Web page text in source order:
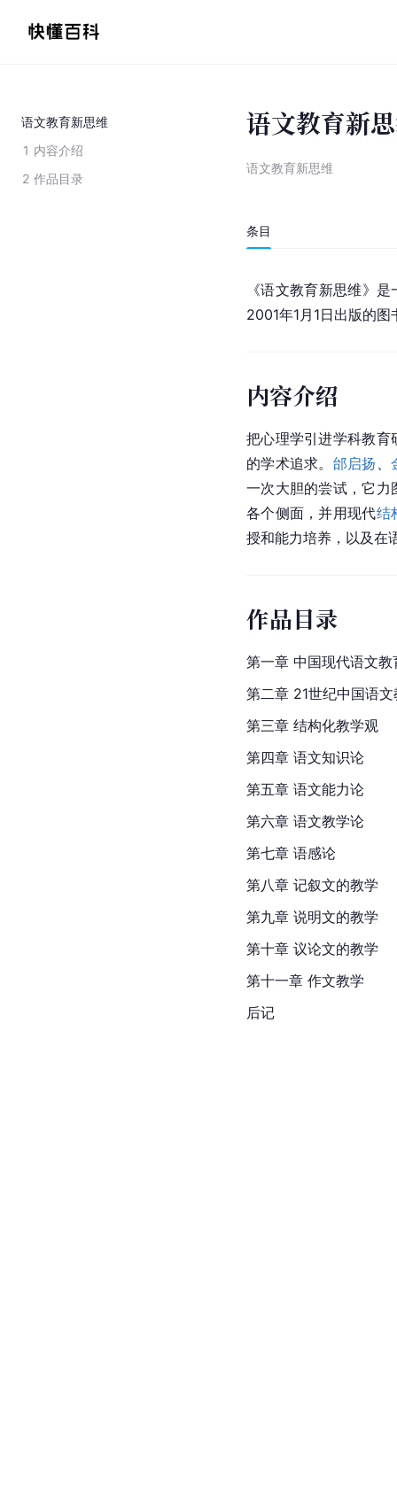
语文教育新思维
1 内容介绍
2 作品目录
语文教育新
语文教育新思维
条目
《语文教育新思维》是
2001年1月1日出版的
内容介绍
把心理学引进学科教育
的学术追求。 邰启扬
一次大胆的尝试，它力
各个侧面，并用现代结
授和能力培养，以及在
作品目录
第一章 中国现代语文
第二章 21世纪中国语
第三章 结构化教学观
第四章 语文知识论
第五章 语文能力论
第六章 语文教学论
第七章 语感论
第八章 记叙文的教学
第九章 说明文的教学
第十章 议论文的教学
第十一章 作文教学
后记